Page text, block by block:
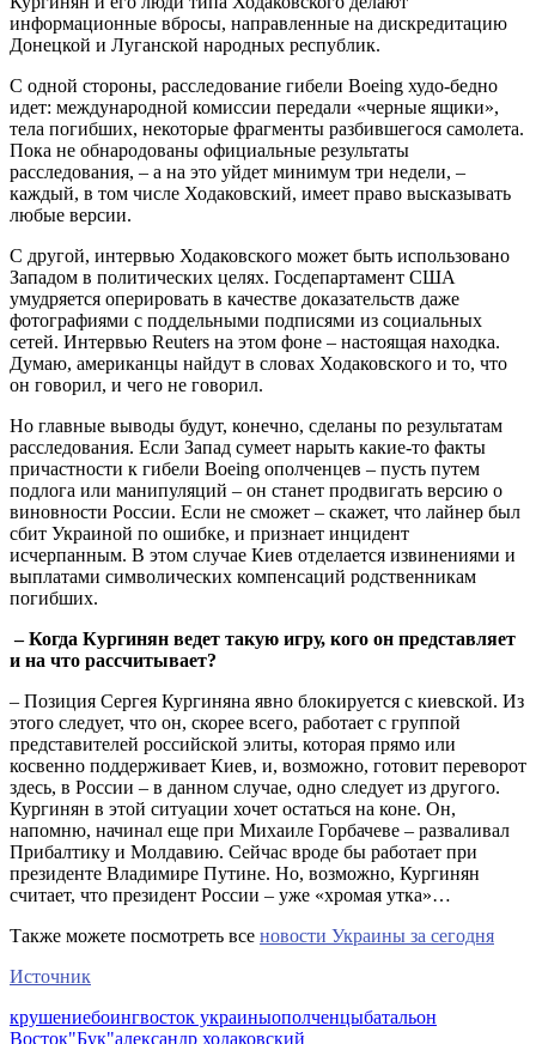
информационные вбросы, направленные на дискредитацию
Донецкой и Луганской народных республик.
С одной стороны, расследование гибели Boeing худо-бедно
идет: международной комиссии передали «черные ящики»,
тела погибших, некоторые фрагменты разбившегося самолета.
Пока не обнародованы официальные результаты
расследования, – а на это уйдет минимум три недели, –
каждый, в том числе Ходаковский, имеет право высказывать
любые версии.
С другой, интервью Ходаковского может быть использовано
Западом в политических целях. Госдепартамент США
умудряется оперировать в качестве доказательств даже
фотографиями с поддельными подписями из социальных
сетей. Интервью Reuters на этом фоне – настоящая находка.
Думаю, американцы найдут в словах Ходаковского и то, что
он говорил, и чего не говорил.
Но главные выводы будут, конечно, сделаны по результатам
расследования. Если Запад сумеет нарыть какие-то факты
причастности к гибели Boeing ополченцев – пусть путем
подлога или манипуляций – он станет продвигать версию о
виновности России. Если не сможет – скажет, что лайнер был
сбит Украиной по ошибке, и признает инцидент
исчерпанным. В этом случае Киев отделается извинениями и
выплатами символических компенсаций родственникам
погибших.
– Когда Кургинян ведет такую игру, кого он представляет
и на что рассчитывает?
– Позиция Сергея Кургиняна явно блокируется с киевской. Из
этого следует, что он, скорее всего, работает с группой
представителей российской элиты, которая прямо или
косвенно поддерживает Киев, и, возможно, готовит переворот
здесь, в России – в данном случае, одно следует из другого.
Кургинян в этой ситуации хочет остаться на коне. Он,
напомню, начинал еще при Михаиле Горбачеве – разваливал
Прибалтику и Молдавию. Сейчас вроде бы работает при
президенте Владимире Путине. Но, возможно, Кургинян
считает, что президент России – уже «хромая утка»…
Также можете посмотреть все новости Украины за сегодня
Источник
крушениебоингвосток украиныополченцыбатальон
Восток"Бук"александр ходаковский